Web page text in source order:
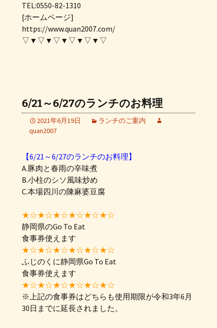
TEL:0550-82-1310
[ホームページ]
https://www.quan2007.com/
▽▼▽▼▽▼▽▼▽▼▽
6/21～6/27のランチのお料理
2021年6月19日
ランチのご案内
quan2007
【6/21～6/27のランチのお料理】
A.豚肉と春雨の辛味煮
B.小柱のシソ風味炒め
C.本場四川の陳麻婆豆腐
★☆★☆★☆★☆★☆★☆
静岡県のGo To Eat
食事券使えます
★☆★☆★☆★☆★☆★☆
ふじのくに静岡県Go To Eat
食事券使えます
★☆★☆★☆★☆★☆★☆
※上記の食事券はどちらも使用期限が令和3年6月
30日までに延長されました。